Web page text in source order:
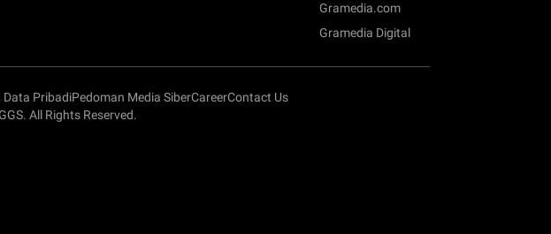
Gramedia.com
Gramedia Digital
Data PribadiPedoman Media SiberCareerContact Us
All Rights Reserved.